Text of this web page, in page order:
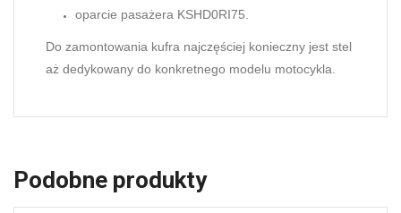
oparcie pasażera KSHD0RI75.
Do zamontowania kufra najczęściej konieczny jest stel
aż dedykowany do konkretnego modelu motocykla.
Podobne produkty